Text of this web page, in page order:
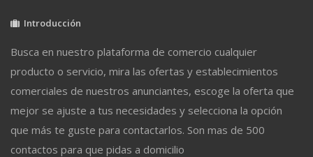
Introducción
Busca en nuestro plataforma de comercio cualquier
producto o servicio, mira las ofertas y establecimientos
comerciales de nuestros anunciantes, escoge la oferta que
mejor se ajuste a tus necesidades y selecciona la opción
que más te guste para contactarlos. Son mas de 500
contactos para que pidas a domicilio